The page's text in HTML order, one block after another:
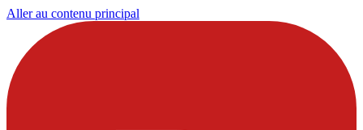
Aller au contenu principal